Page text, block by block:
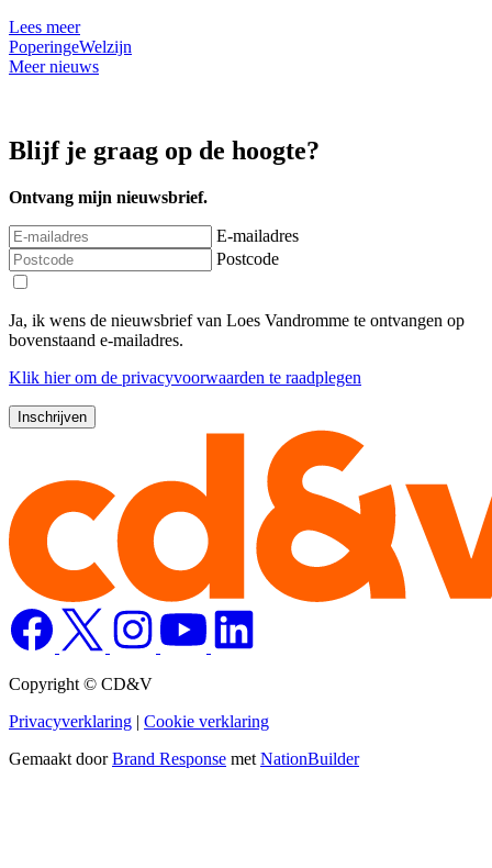
Lees meer
PoperingeWelzijn
Meer nieuws
Blijf je graag op de hoogte?
Ontvang mijn nieuwsbrief.
E-mailadres
Postcode
Ja, ik wens de nieuwsbrief van Loes Vandromme te ontvangen op
bovenstaand e-mailadres.
Klik hierom de privacyvoorwaarden te raadplegen
Copyright © CD&V
Privacyverklaring | Cookie verklaring
Gemaakt doorBrand Response met NationBuilder